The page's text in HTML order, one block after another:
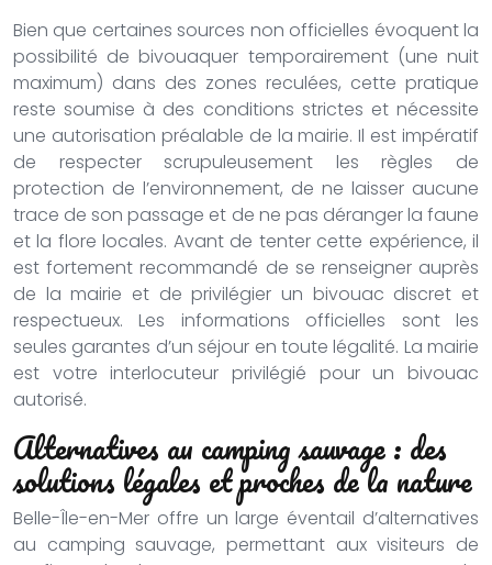
Bien que certaines sources non officielles évoquent la
possibilité de bivouaquer temporairement (une nuit
maximum) dans des zones reculées, cette pratique
reste soumise à des conditions strictes et nécessite
une autorisation préalable de la mairie. Il est impératif
de respecter scrupuleusement les règles de
protection de l’environnement, de ne laisser aucune
trace de son passage et de ne pas déranger la faune
et la flore locales. Avant de tenter cette expérience, il
est fortement recommandé de se renseigner auprès
de la mairie et de privilégier un bivouac discret et
respectueux. Les informations officielles sont les
seules garantes d’un séjour en toute légalité. La mairie
est votre interlocuteur privilégié pour un bivouac
autorisé.
Alternatives au camping sauvage : des
solutions légales et proches de la nature
Belle-Île-en-Mer offre un large éventail d’alternatives
au camping sauvage, permettant aux visiteurs de